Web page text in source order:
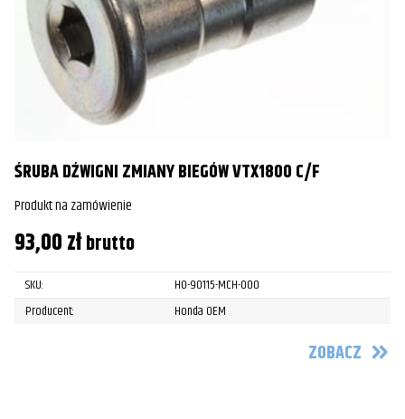
ŚRUBA DŹWIGNI ZMIANY BIEGÓW VTX1800 C/F
Produkt na zamówienie
93,00złbrutto
SKU:
HO-90115-MCH-000
Producent:
Honda OEM
ZOBACZ